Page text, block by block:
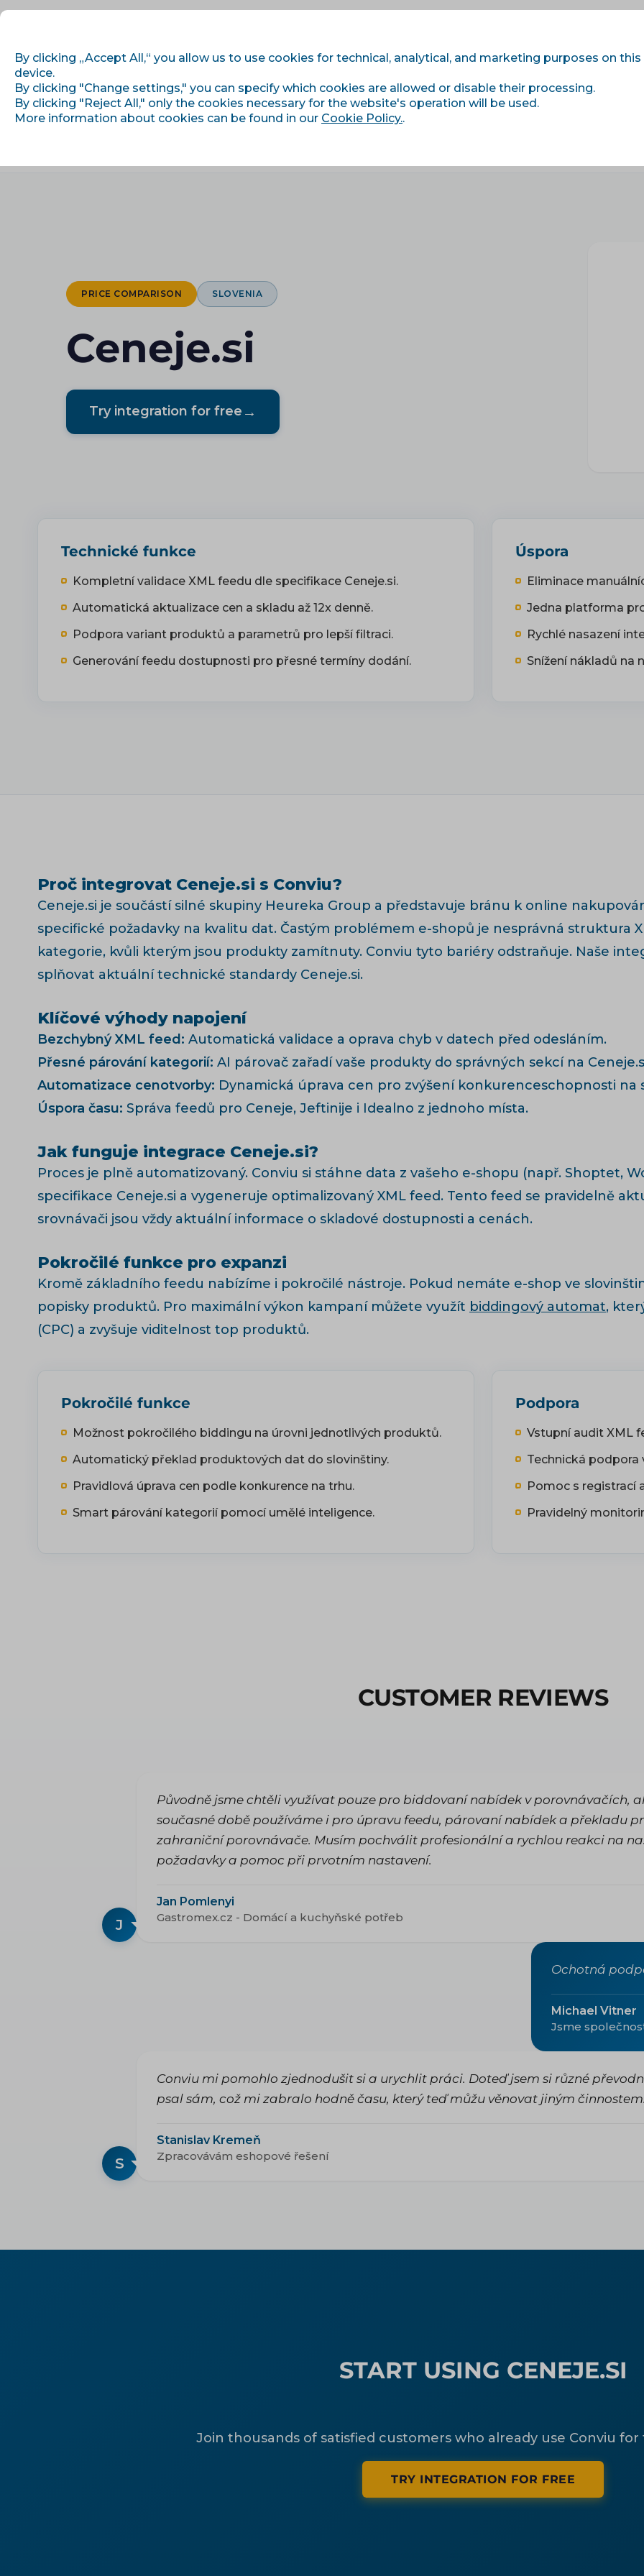
Getting started Modules Services Price list References
PRICE COMPARISON SLOVENIA
Ceneje.si
Try integration for free →
Technické funkce
Kompletní validace XML feedu dle specifikace Ceneje.si.
Automatická aktualizace cen a skladu až 12x denně.
Podpora variant produktů a parametrů pro lepší filtraci.
Generování feedu dostupnosti pro přesné termíny dodání.
Úspora
Eliminace
Jedna platforma
Rychlé nasazení
Snížení nákladů na
Proč integrovat Ceneje.si s Conviu?
Ceneje.si je součástí silné skupiny Heureka Group a představuje bránu k online
specifické požadavky na kvalitu dat. Častým problémem e-shopů je nesprávná struktura
kategorie, kvůli kterým jsou produkty zamítnuty. Conviu tyto bariéry odstraňuje. Naše
splňovat aktuální technické standardy Ceneje.si.
Klíčové výhody napojení
Bezchybný XML feed: Automatická validace a oprava chyb v datech před odesláním.
Přesné párování kategorií: AI párovač zařadí vaše produkty do správných sekcí na
Automatizace cenotvorby: Dynamická úprava cen pro zvýšení konkurenceschopnosti na
Úspora času: Správa feedů pro Ceneje, Jeftinije i Idealno z jednoho místa.
Jak funguje integrace Ceneje.si?
Proces je plně automatizovaný. Conviu si stáhne data z vašeho e-shopu (např. Shoptet,
specifikace Ceneje.si a vygeneruje optimalizovaný XML feed. Tento feed se pravidelně
srovnávači jsou vždy aktuální informace o skladové dostupnosti a cenách.
Pokročilé funkce pro expanzi
Kromě základního feedu nabízíme i pokročilé nástroje. Pokud nemáte e-shop ve
popisky produktů. Pro maximální výkon kampaní můžete využít biddingový automat,
(CPC) a zvyšuje viditelnost top produktů.
Pokročilé funkce
Možnost pokročilého biddingu na úrovni jednotlivých produktů.
Automatický překlad produktových dat do slovinštiny.
Pravidlová úprava cen podle konkurence na trhu.
Smart párování kategorií pomocí umělé inteligence.
Podpora
Vstupní audit XML
Technická podpora
Pomoc s registrací
Pravidelný
CUSTOMER REVIEWS
J
Původně jsme chtěli využívat pouze pro biddovaní nabídek v porovnávačích,
současné době používáme i pro úpravu feedu, párovaní nabídek a překladu
zahraniční porovnávače. Musím pochválit profesionální a rychlou reakci na
požadavky a pomoc při prvotním nastavení.
Jan Pomlenyi
Gastromex.cz - Domácí a kuchyňské potřeb
Ochotná
Michael Vitner
Jsme
S
Conviu mi pomohlo zjednodušit si a urychlit práci. Doteď jsem si různé
psal sám, což mi zabralo hodně času, který teď můžu věnovat jiným činnostem.
Stanislav Kremeň
Zpracovávám eshopové řešení
START USING CENEJE.SI
Join thousands of satisfied customers who already use Conviu
TRY INTEGRATION FOR FREE
By clicking „Accept All,“ you allow us to use cookies for technical, analytical, and marketing purposes on this
device.
By clicking "Change settings," you can specify which cookies are allowed or disable their processing.
By clicking "Reject All," only the cookies necessary for the website's operation will be used.
More information about cookies can be found in our Cookie Policy..